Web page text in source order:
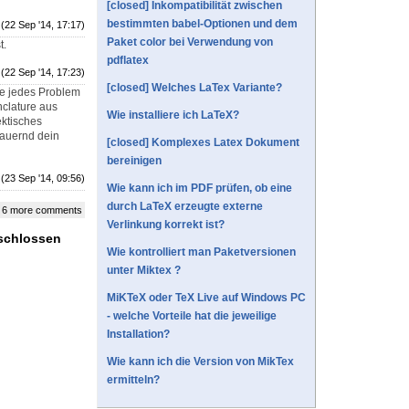
(22 Sep '14, 17:17)
(22 Sep '14, 17:23)
jedes Problem
aus
dein
(23 Sep '14, 09:56)
more comments
[closed] Inkompatibilität zwischen
bestimmten babel-Optionen und dem
Paket color bei Verwendung von
pdflatex
[closed] Welches LaTex Variante?
Wie installiere ich LaTeX?
[closed] Komplexes Latex Dokument
bereinigen
Wie kann ich im PDF prüfen, ob eine
durch LaTeX erzeugte externe
Verlinkung korrekt ist?
Wie kontrolliert man Paketversionen
unter Miktex ?
MiKTeX oder TeX Live auf Windows PC
- welche Vorteile hat die jeweilige
Installation?
Wie kann ich die Version von MikTex
ermitteln?